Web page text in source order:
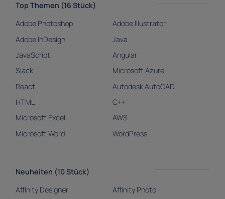
Top Themen (16 Stück)
Adobe Photoshop
Adobe Illustrator
Adobe InDesign
Java
JavaScript
Angular
Slack
Microsoft Azure
React
Autodesk AutoCAD
HTML
C++
Microsoft Excel
AWS
Microsoft Word
WordPress
Neuheiten (10 Stück)
Affinity Designer
Affinity Photo